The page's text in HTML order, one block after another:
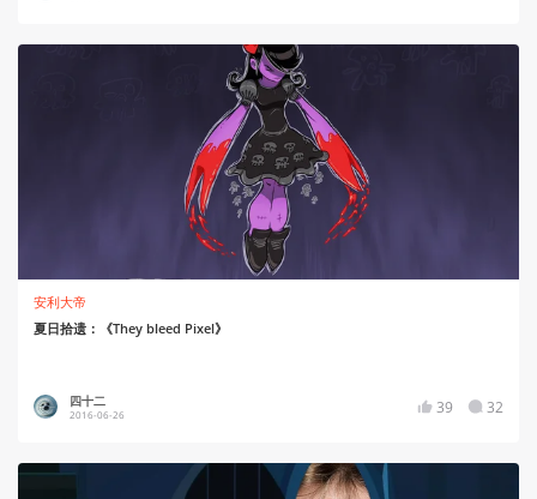
安利大帝
夏日拾遗：《They bleed Pixel》
四十二
2016-06-26 39 32